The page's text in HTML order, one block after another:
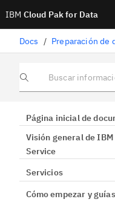
IBM Cloud Pak for Data
Docs / Preparación de
Buscar información
Página inicial de
Visión general de
Service
Servicios
Cómo empezar y